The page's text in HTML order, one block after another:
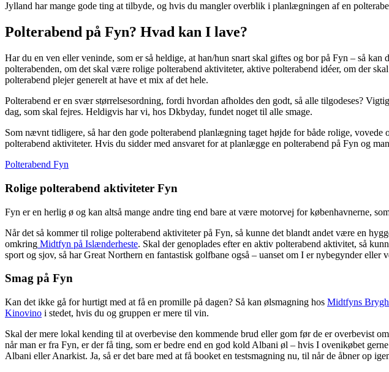
Jylland har mange gode ting at tilbyde, og hvis du mangler overblik i planlægningen af en
Polterabend på Fyn? Hvad kan I lave?
Har du en ven eller veninde, som er så heldige, at han/hun snart skal giftes og bor på Fyn – så
polterabenden, om det skal være rolige polterabend aktiviteter, aktive polterabend idéer, om der
polterabend plejer generelt at have et mix af det hele.
Polterabend er en svær størrelsesordning, fordi hvordan afholdes den godt, så alle tilgodeses?
dag, som skal fejres. Heldigvis har vi, hos Dkbyday, fundet noget til alle smage.
Som nævnt tidligere, så har den gode polterabend planlægning taget højde for både rolige,
polterabend aktiviteter. Hvis du sidder med ansvaret for at planlægge en polterabend på Fyn og
Polterabend Fyn
Rolige polterabend aktiviteter Fyn
Fyn er en herlig ø og kan altså mange andre ting end bare at være motorvej for københavnerne,
Når det så kommer til rolige polterabend aktiviteter på Fyn, så kunne det blandt andet være en
omkring Midtfyn på Islænderheste. Skal der genoplades efter en aktiv polterabend aktivitet, så
sport og sjov, så har Great Northern en fantastisk golfbane også – uanset om I er nybegynder eller
Smag på Fyn
Kan det ikke gå for hurtigt med at få en promille på dagen? Så kan ølsmagning hos Midtfyns
Kinovino i stedet, hvis du og gruppen er mere til vin.
Skal der mere lokal kending til at overbevise den kommende brud eller gom før de er overbevist
når man er fra Fyn, er der få ting, som er bedre end en god kold Albani øl – hvis I ovenikøbet
Albani eller Anarkist. Ja, så er det bare med at få booket en testsmagning nu, til når de åbner op